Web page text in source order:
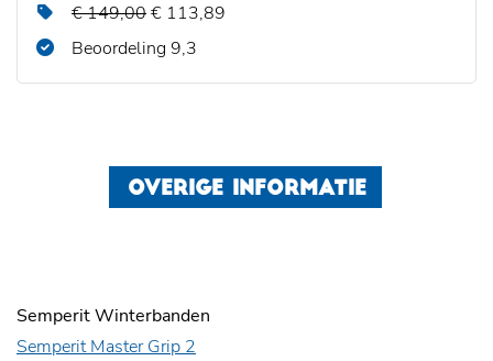
€ 149,00€ 113,89
Beoordeling 9,3
OVERIGE INFORMATIE
Semperit Winterbanden
Semperit Master Grip 2